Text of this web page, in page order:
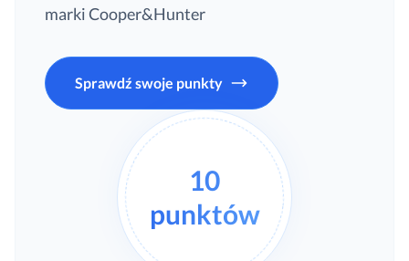
marki Cooper&Hunter
Sprawdź swoje punkty
10
punktów